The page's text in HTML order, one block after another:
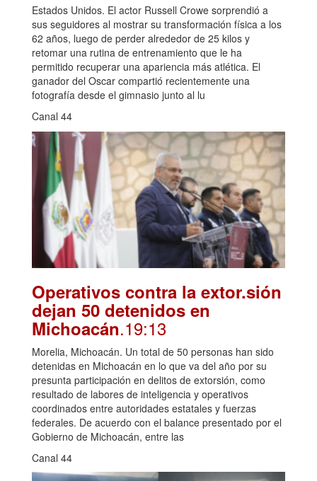
Estados Unidos. El actor Russell Crowe sorprendió a
sus seguidores al mostrar su transformación física a los
62 años, luego de perder alrededor de 25 kilos y
retomar una rutina de entrenamiento que le ha
permitido recuperar una apariencia más atlética. El
ganador del Oscar compartió recientemente una
fotografía desde el gimnasio junto al lu
Canal 44
Operativos contra la extor.sión
dejan 50 detenidos en
Michoacán.19:13
Morelia, Michoacán. Un total de 50 personas han sido
detenidas en Michoacán en lo que va del año por su
presunta participación en delitos de extorsión, como
resultado de labores de inteligencia y operativos
coordinados entre autoridades estatales y fuerzas
federales. De acuerdo con el balance presentado por el
Gobierno de Michoacán, entre las
Canal 44